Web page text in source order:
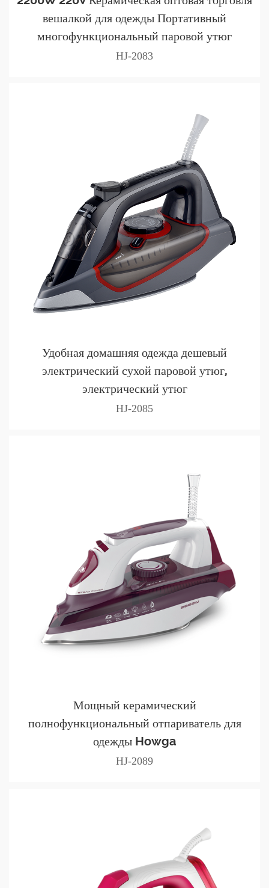
вешалкой для одежды Портативный
многофункциональный паровой утюг
HJ-2083
Удобная домашняя одежда дешевый
электрический сухой паровой утюг,
электрический утюг
HJ-2085
Мощный керамический
полнофункциональный отпариватель для
одежды Howga
HJ-2089